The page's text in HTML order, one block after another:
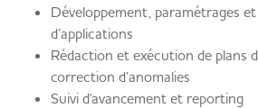
Développement, paramétrages
d’applications
Rédaction et exécution de plans
correction d’anomalies
Suivi d'avancement et reporting